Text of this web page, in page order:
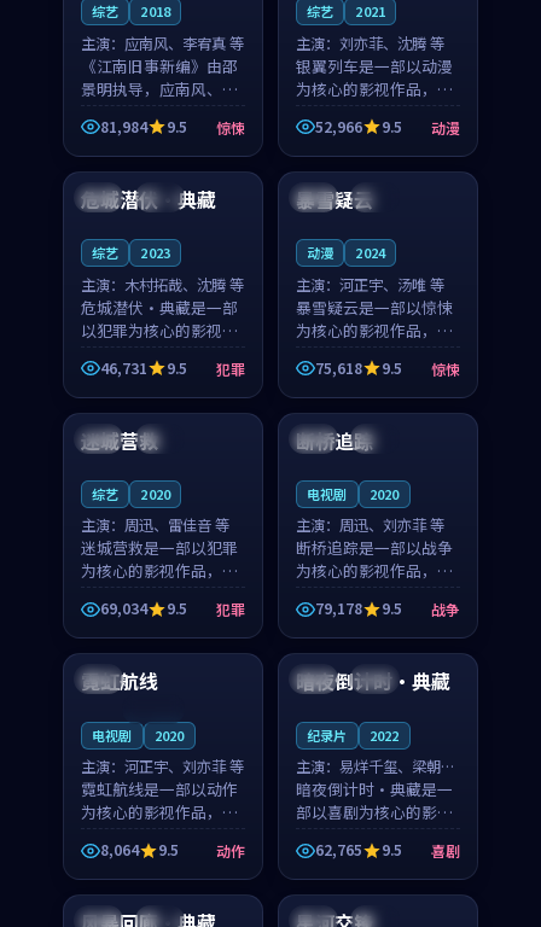
综艺 2018
主演： 应南风、李宥真 等
《江南旧事新编》由邵
景明执导，应南风、李
宥真领衔主演，是一部
2018年上映的日本惊悚
综艺。影片以邻里温情
为切入，呈现一段从初
遇到告别都浸着真实
81,984 9.5 惊悚
综艺 2021
主演： 刘亦菲、沈腾 等
银翼列车是一部以动漫
为核心的影视作品，围
绕危机、反转与人物成
长展开，整体节奏紧
凑，值得推荐观看。
52,966 9.5 动漫
中国 高分
危城潜伏·典藏
综艺 2023
主演： 木村拓哉、沈腾 等
危城潜伏·典藏是一部
以犯罪为核心的影视作
品，围绕危机、反转与
人物成长展开，整体节
奏紧凑，值得推荐观
看。
46,731 9.5 犯罪
法国 完结
暴雪疑云
动漫 2024
主演： 河正宇、汤唯 等
暴雪疑云是一部以惊悚
为核心的影视作品，围
绕危机、反转与人物成
长展开，整体节奏紧
凑，值得推荐观看。
75,618 9.5 惊悚
中国 院线
迷城营救
综艺 2020
主演： 周迅、雷佳音 等
迷城营救是一部以犯罪
为核心的影视作品，围
绕危机、反转与人物成
长展开，整体节奏紧
凑，值得推荐观看。
69,034 9.5 犯罪
中国 完结
断桥追踪
电视剧 2020
主演： 周迅、刘亦菲 等
断桥追踪是一部以战争
为核心的影视作品，围
绕危机、反转与人物成
长展开，整体节奏紧
凑，值得推荐观看。
79,178 9.5 战争
中国
霓虹航线
电视剧 2020
主演： 河正宇、刘亦菲 等
霓虹航线是一部以动作
为核心的影视作品，围
绕危机、反转与人物成
长展开，整体节奏紧
凑，值得推荐观看。
8,064 9.5 动作
中国 热播
暗夜倒计时·典藏
纪录片 2022
主演： 易烊千玺、梁朝伟
等
暗夜倒计时·典藏是一
部以喜剧为核心的影视
作品，围绕危机、反转
与人物成长展开，整体
节奏紧凑，值得推荐观
看。
62,765 9.5 喜剧
中国 高分 泰国 高分